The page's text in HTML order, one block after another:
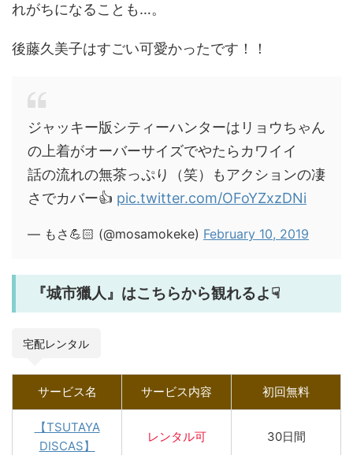
れがちになることも…。
後藤久美子はすごい可愛かったです！！
ジャッキー版シティーハンターはリョウちゃん
の上着がオーバーサイズでやたらカワイイ
話の流れの無茶っぷり（笑）もアクションの凄
さでカバー👍 pic.twitter.com/OFoYZxzDNi
— もさ💪🏻 (@mosamokeke) February 10, 2019
『城市獵人』はこちらから観れるよ☟
宅配レンタル
サービス名 サービス内容 初回無料
【TSUTAYA
DISCAS】
レンタル可 30日間